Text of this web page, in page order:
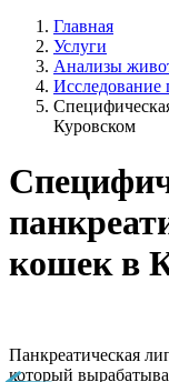
Главная
Услуги
Анализы
Куровском
кошек в
Панкреатическая
который